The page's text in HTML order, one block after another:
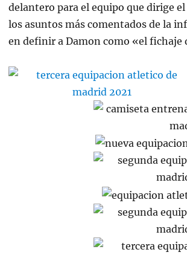
delantero para el equipo que dirige
los asuntos más comentados de la
en definir a Damon como «el fichaje